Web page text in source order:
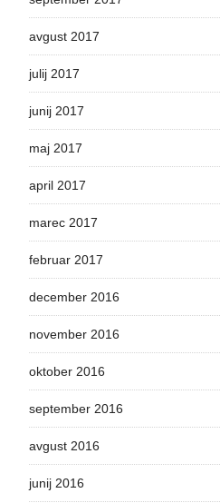
avgust 2017
julij 2017
junij 2017
maj 2017
april 2017
marec 2017
februar 2017
december 2016
november 2016
oktober 2016
september 2016
avgust 2016
junij 2016